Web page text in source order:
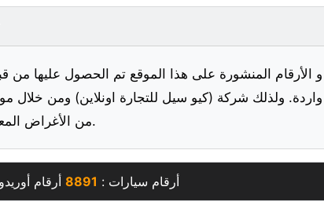
الأرقام المنشورة على هذا الموقع تم الحصول عليها من
واردة. ولذلك شركة (كيو سيل للتجارة اونلاين) ومن خلال
من الأغراض المعلنة شخصيا والقيام بالفحص قبل الشراء.
أرقام سيارات : 8891 أرقام